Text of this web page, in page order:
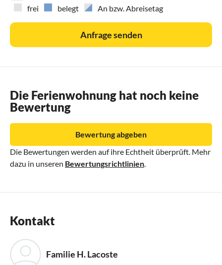
frei
belegt An bzw. Abreisetag
Anfrage senden
Die Ferienwohnung hat noch keine
Bewertung
Die Bewertungen werden auf ihre Echtheit überprüft. Mehr
dazu in unseren Bewertungsrichtlinien
Bewertung abgeben
Kontakt
Familie H. Lacoste